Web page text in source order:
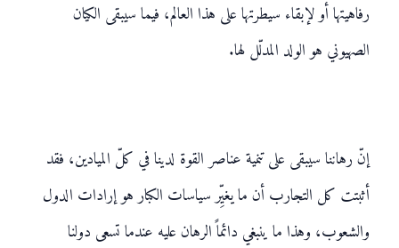
رفاهيتها أو لإبقاء سيطرتها على هذا العالم، فيما سيبقى الكيان
الصهيوني هو الولد المدلّل لها.
إنّ رهاننا سيبقى على تنمية عناصر القوة لدينا في كلّ الميادين، فقد
أثبتت كل التجارب أن ما يغيِّر سياسات الكبار هو إرادات الدول
والشعوب، وهذا ما ينبغي دائماً الرهان عليه عندما تسعى دولنا